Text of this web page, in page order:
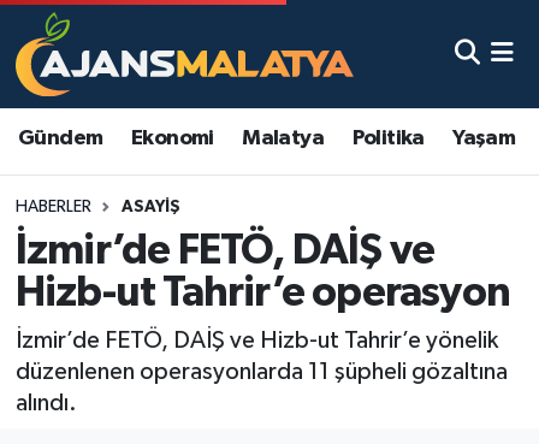
Gündem Ekonomi Malatya Politika Yaşam
HABERLER ASAYIŞ
İzmir’de FETÖ, DAİŞ ve
Hizb-ut Tahrir’e operasyon
İzmir’de FETÖ, DAİŞ ve Hizb-ut Tahrir’e yönelik
düzenlenen operasyonlarda 11 şüpheli gözaltına
alındı.
Asayiş
Eğitim
Ekonomi
Gündem
Kadın
Malatya Nöbetçi Eczaneler
Malatya Namaz Vakitleri
Malatya Trafik Yoğunluk Haritası
TFF 3.Lig 2.Grup Puan Durumu ve Fikstür
Tüm Manşetler